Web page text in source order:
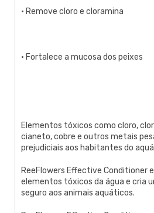
• Remove cloro e cloramina
• Fortalece a mucosa dos peixes
Elementos tóxicos como cloro,
cianeto, cobre e outros metais
prejudiciais aos habitantes do
ReeFlowers Effective Conditioner
elementos tóxicos da água e cria
seguro aos animais aquáticos.